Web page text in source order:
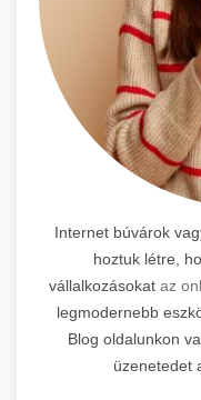
Internet búvárok
hoztuk létre,
vállalkozásokat az
legmodernebb
Blog oldalunkon
üzenetedet